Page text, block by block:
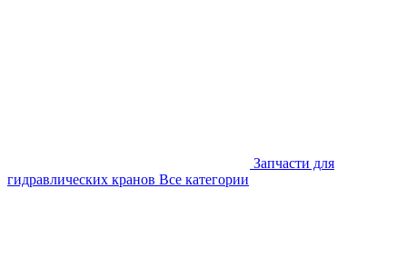
Запчасти для
гидравлических кранов Все категории